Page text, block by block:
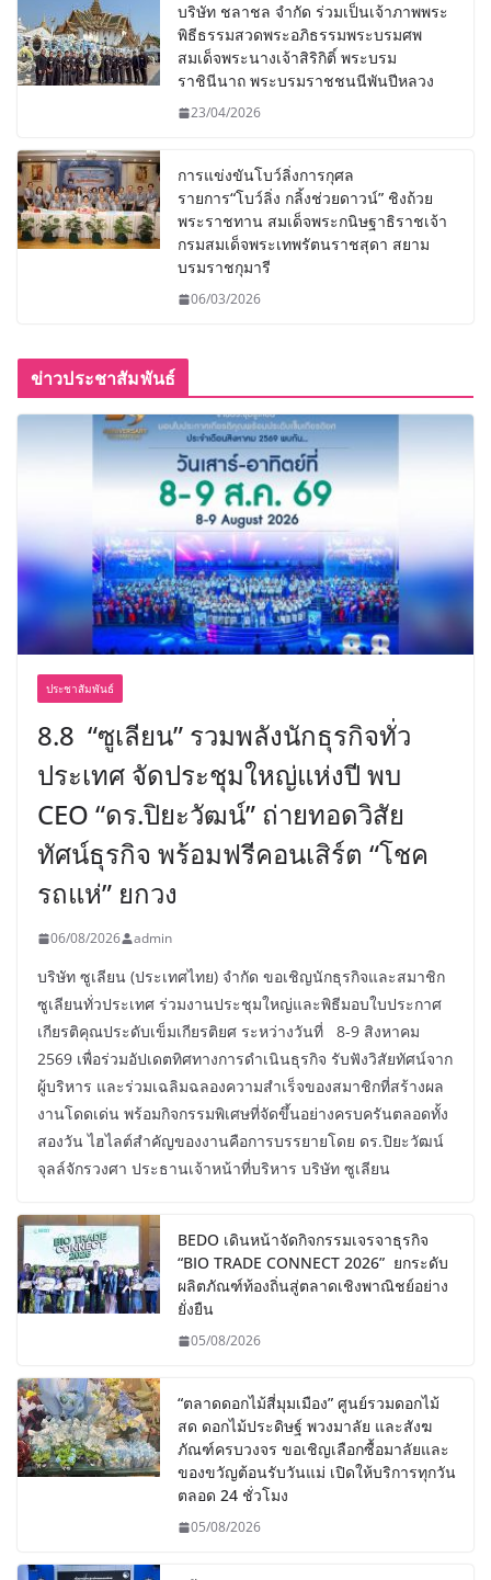
บริษัท ชลาชล จำกัด ร่วมเป็นเจ้าภาพพระ
พิธีธรรมสวดพระอภิธรรมพระบรมศพ
สมเด็จพระนางเจ้าสิริกิติ์ พระบรม
ราชินีนาถ พระบรมราชชนนีพันปีหลวง
23/04/2026
การแข่งขันโบว์ลิ่งการกุศล
รายการ“โบว์ลิ่ง กลิ้งช่วยดาวน์” ชิงถ้วย
พระราชทาน สมเด็จพระกนิษฐาธิราชเจ้า
กรมสมเด็จพระเทพรัตนราชสุดา สยาม
บรมราชกุมารี
06/03/2026
ข่าวประชาสัมพันธ์
ประชาสัมพันธ์
8.8 “ซูเลียน” รวมพลังนักธุรกิจทั่ว
ประเทศ จัดประชุมใหญ่แห่งปี พบ
CEO “ดร.ปิยะวัฒน์” ถ่ายทอดวิสัย
ทัศน์ธุรกิจ พร้อมฟรีคอนเสิร์ต “โชค
รถแห่” ยกวง
06/08/2026 admin
บริษัท ซูเลียน (ประเทศไทย) จำกัด ขอเชิญนักธุรกิจและสมาชิก
ซูเลียนทั่วประเทศ ร่วมงานประชุมใหญ่และพิธีมอบใบประกาศ
เกียรติคุณประดับเข็มเกียรติยศ ระหว่างวันที่ 8-9 สิงหาคม
2569 เพื่อร่วมอัปเดตทิศทางการดำเนินธุรกิจ รับฟังวิสัยทัศน์จาก
ผู้บริหาร และร่วมเฉลิมฉลองความสำเร็จของสมาชิกที่สร้างผล
งานโดดเด่น พร้อมกิจกรรมพิเศษที่จัดขึ้นอย่างครบครันตลอดทั้ง
สองวัน ไฮไลต์สำคัญของงานคือการบรรยายโดย ดร.ปิยะวัฒน์
จุลล์จักรวงศา ประธานเจ้าหน้าที่บริหาร บริษัท ซูเลียน
BEDO เดินหน้าจัดกิจกรรมเจรจาธุรกิจ
“BIO TRADE CONNECT 2026” ยกระดับ
ผลิตภัณฑ์ท้องถิ่นสู่ตลาดเชิงพาณิชย์อย่าง
ยั่งยืน
05/08/2026
“ตลาดดอกไม้สี่มุมเมือง” ศูนย์รวมดอกไม้
สด ดอกไม้ประดิษฐ์ พวงมาลัย และสังฆ
ภัณฑ์ครบวงจร ขอเชิญเลือกซื้อมาลัยและ
ของขวัญต้อนรับวันแม่ เปิดให้บริการทุกวัน
ตลอด 24 ชั่วโมง
05/08/2026